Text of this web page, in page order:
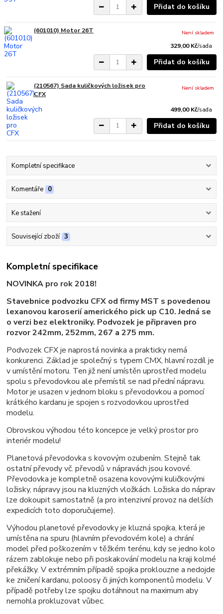
Přidat do košíku
(601010) Motor 26T
329,00 Kč/sada
Není skladem
Přidat do košíku
(210567) Sada kuličkových ložisek pro
CFX
499,00 Kč/sada
Není skladem
Přidat do košíku
Kompletní specifikace
Komentáře 0
Ke stažení
Související zboží 3
Kompletní specifikace
NOVINKA pro rok 2018!
Stavebnice podvozku CFX od firmy MST s povedenou
lexanovou karoserií amerického pick up C10. Jedná se
o verzi bez elektroniky. Podvozek je připraven pro
rozvor 242mm, 252mm, 267 a 275 mm.
Podvozek CFX je naprostá novinka a prakticky nemá
konkurenci. Základ je společný s typem CMX, hlavní rozdíl je
v umístění motoru. Ten již není umístěn uprostřed modelu
spolu s převodovkou ale přemístil se nad přední nápravu.
Motor je usazen v jednom bloku s převodovkou a pomocí
krátkého kardanu je spojen s rozvodovkou uprostřed
modelu.
Obrovskou výhodou této koncepce je velký prostor pro
interiér modelu!
Planetová převodovka s kovovým ozubením. Stejně tak
ostatní převody vč. převodů v nápravách jsou kovové.
Převodovka je kompletně osazena kovovými kuličkovými
ložisky, nápravy jsou na kluzných vložkách. Ložiska do náprav
lze dokoupit samostatně (a pro intenzivní provoz na delších
expedicích toto doporučujeme).
Výhodou planetové převodovky je kluzná spojka, která je
umístěna na spuru (hlavním převodovém kole) a chrání
model před poškozením v těžkém terénu, kdy se jedno kolo
rázem zablokuje nebo při poskakování modelu na kraji kolmé
překážky. V extrémním případě spojka proklouzne a nedojde
ke zničení kardanu, poloosy či jiných komponentů modelu. V
případě potřeby lze spojku dotáhnout na maximum aby
nemohla prokluzovat vůbec.